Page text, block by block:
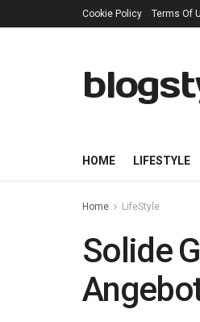
Cookie Policy Terms Of
HOME LIFESTYLE
Home LifeStyle
Solide